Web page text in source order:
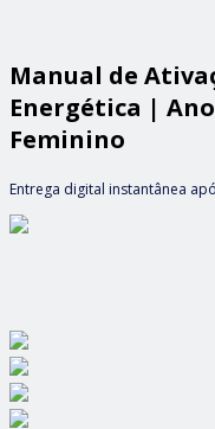
Manual de
Energética |
Feminino
Entrega digital instantânea